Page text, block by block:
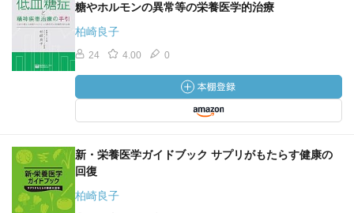
糖やホルモンの異常等の栄養医学的治療
柏崎良子
24 4.00 0
新・栄養医学ガイドブック サプリがもたらす健康の
回復
柏崎良子